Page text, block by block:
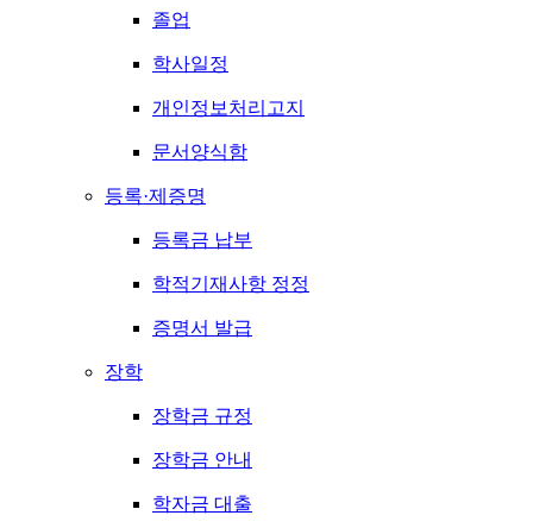
졸업
학사일정
개인정보처리고지
문서양식함
등록·제증명
등록금 납부
학적기재사항 정정
증명서 발급
장학
장학금 규정
장학금 안내
학자금 대출